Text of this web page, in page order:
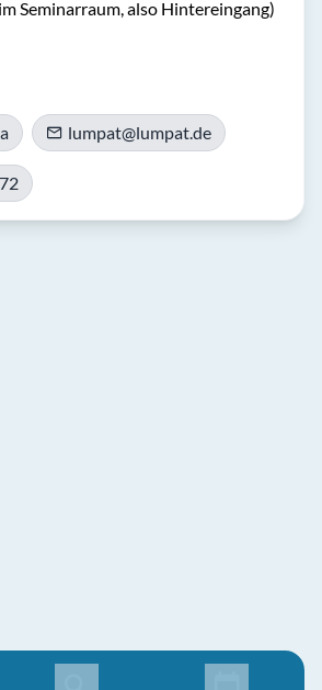
Seminarraum, also Hintereingang)
lumpat@lumpat.de